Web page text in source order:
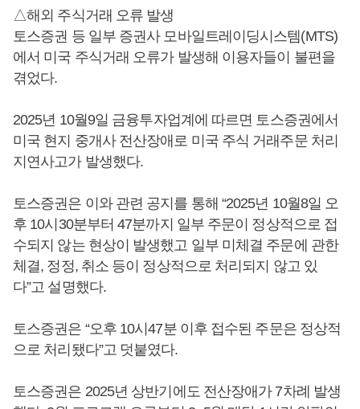
△해외 주식거래 오류 발생
토스증권 등 일부 증권사 모바일트레이딩시스템(MTS)
에서 미국 주식거래 오류가 발생해 이용자들이 불편을
겪었다.
2025년 10월9일 금융투자업계에 따르면 토스증권에서
미국 현지 중개사 전산장애로 미국 주식 거래주문 처리
지연사고가 발생했다.
토스증권은 이와 관련 공지를 통해 “2025년 10월8일 오
후 10시30분부터 47분까지 일부 주문이 정상적으로 접
수되지 않는 현상이 발생했고 일부 미체결 주문에 관한
체결, 정정, 취소 등이 정상적으로 처리되지 않고 있
다”고 설명했다.
토스증권은 “오후 10시47분 이후 접수된 주문은 정상적
으로 처리됐다”고 덧붙였다.
토스증권은 2025년 상반기에도 전산장애가 7차례 발생